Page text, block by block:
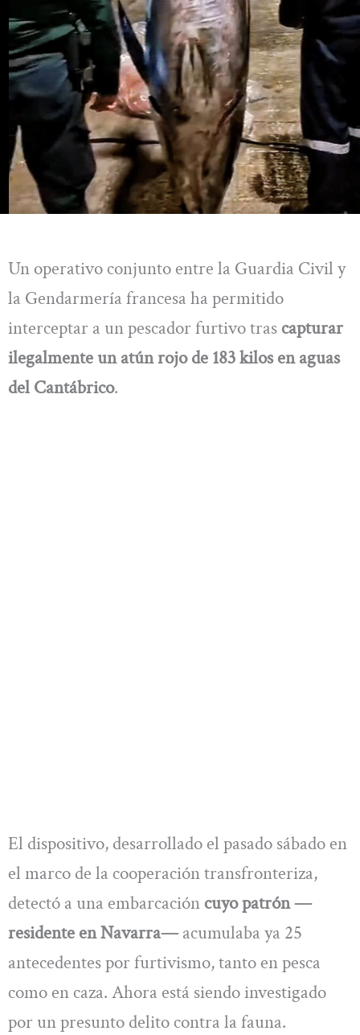
Un operativo conjunto entre la Guardia Civil y
la Gendarmería francesa ha permitido
interceptar a un pescador furtivo tras capturar
ilegalmente un atún rojo de 183 kilos en aguas
del Cantábrico.
El dispositivo, desarrollado el pasado sábado en
el marco de la cooperación transfronteriza,
detectó a una embarcación cuyo patrón —
residente en Navarra—acumulaba ya 25
antecedentes por furtivismo, tanto en pesca
como en caza. Ahora está siendo investigado
por un presunto delito contra la fauna.